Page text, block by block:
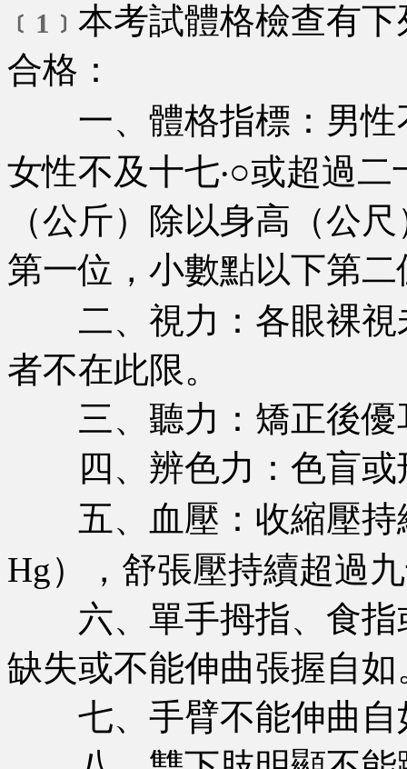
﹝1﹞ 本考試體格檢查有
合格：
一、體格指標：男性
女性不及十七‧○或超過
（公斤）除以身高（公
第一位，小數點以下第
二、視力：各眼裸視
者不在此限。
三、聽力：矯正後優
四、辨色力：色盲或
五、血壓：收縮壓持
Hg），舒張壓持續超過
六、單手拇指、食指
缺失或不能伸曲張握自如
七、手臂不能伸曲自